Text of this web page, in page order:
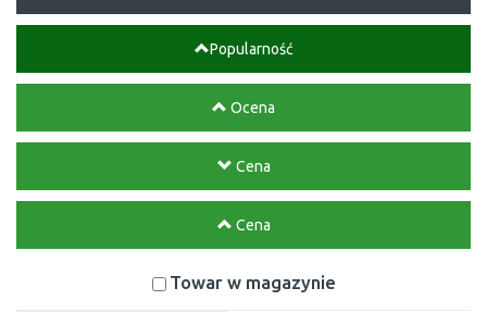
Popularność
Ocena
Cena
Cena
Towar w magazynie